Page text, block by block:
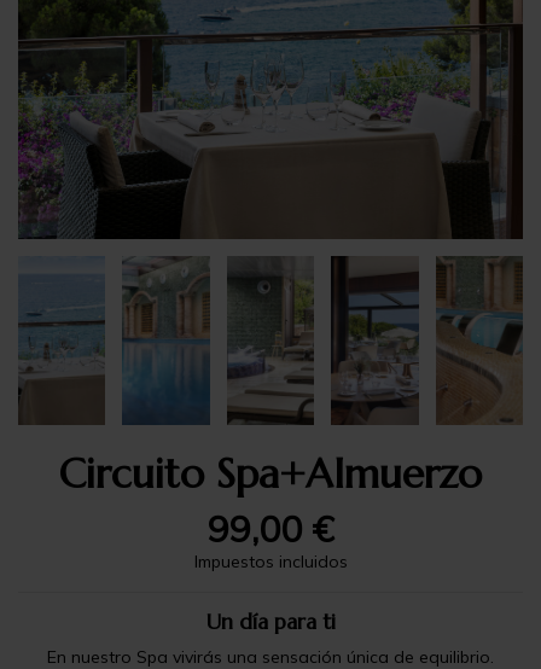
×
×
Nombre de la lista de deseos
×
Circuito Spa+Almuerzo
99,00 €
Impuestos incluidos
Un día para ti
En nuestro Spa vivirás una sensación única de equilibrio.